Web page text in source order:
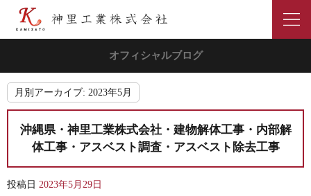
オフィシャルブログ
月別アーカイブ: 2023年5月
沖縄県・神里工業株式会社・建物解体工事・内部解
体工事・アスベスト調査・アスベスト除去工事
投稿日 2023年5月29日